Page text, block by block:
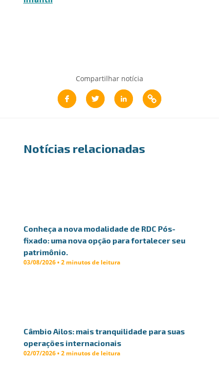
Compartilhar notícia
Notícias relacionadas
Conheça a nova modalidade de RDC Pós-
fixado: uma nova opção para fortalecer seu
patrimônio.
03/08/2026 • 2 minutos de leitura
Câmbio Ailos: mais tranquilidade para suas
operações internacionais
02/07/2026 • 2 minutos de leitura